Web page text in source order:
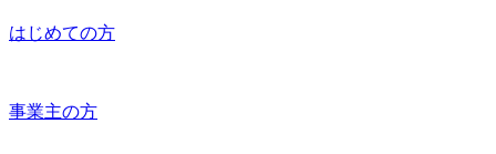
はじめての方
事業主の方